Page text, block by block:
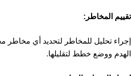
تقييم المخاطر:
إجراء تحليل للمخاطر لتحديد أي مخاطر
الهدم ووضع خطط لتقليلها.